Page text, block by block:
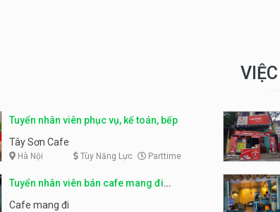
Tuyển nhân viên phục vụ, kế toán, bếp
Tây Sơn Cafe
Hà Nội Tùy Năng Lực Parttime
Tuyển nhân viên bán cafe mang đi
parttime, fulltime
Cafe mang đi